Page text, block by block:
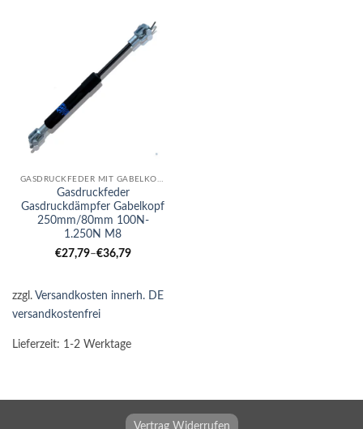
GASDRUCKFEDER MIT GABELKOPF
Gasdruckfeder
Gasdruckdämpfer Gabelkopf
250mm/80mm 100N-
1.250N M8
€27,79–€36,79
zzgl. Versandkosten innerh. DE
versandkostenfrei
Lieferzeit: 1-2 Werktage
Vertrag Widerrufen